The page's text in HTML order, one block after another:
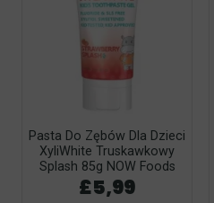
Pasta Do Zębów Dla Dzieci
XyliWhite Truskawkowy
Splash 85g NOW Foods
£5,99